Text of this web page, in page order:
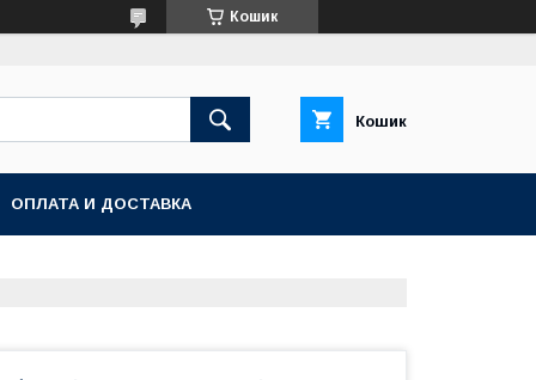
Кошик
Кошик
ОПЛАТА И ДОСТАВКА